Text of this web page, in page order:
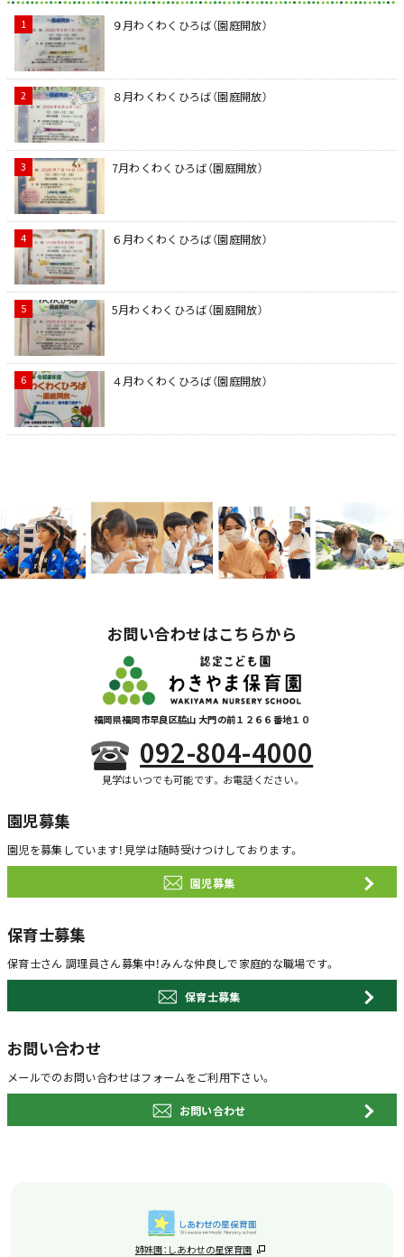
９月わくわくひろば（園庭開放）
８月わくわくひろば（園庭開放）
7月わくわくひろば（園庭開放）
６月わくわくひろば（園庭開放）
5月わくわくひろば（園庭開放）
４月わくわくひろば（園庭開放）
お問い合わせはこちらから
福岡県福岡市早良区脇山 大門の前１２６６番地１０
092-804-4000
見学はいつでも可能です。お電話ください。
園児募集
園児を募集しています！ 見学は随時受けつけしております。
園児募集
保育士募集
保育士さん 調理員さん募集中！みんな仲良しで家庭的な職場です。
保育士募集
お問い合わせ
メールでのお問い合わせはフォームをご利用下さい。
お問い合わせ
姉妹園：しあわせの星保育園